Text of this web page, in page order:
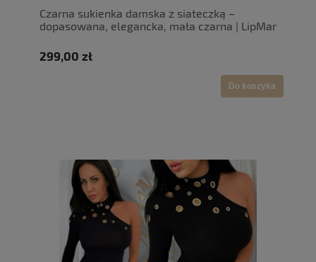
Czarna sukienka damska z siateczką –
dopasowana, elegancka, mała czarna | LipMar
299,00 zł
Do koszyka